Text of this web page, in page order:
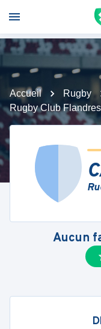
Accueil Rugby
Rugby Club
Aucun